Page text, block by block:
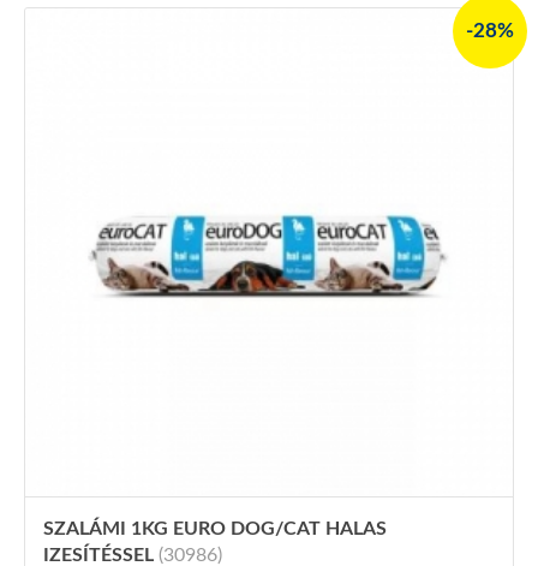
-28%
SZALÁMI 1KG EURO DOG/CAT HALAS
IZESÍTÉSSEL (30986)